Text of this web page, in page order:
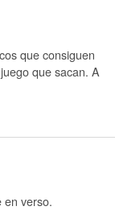
que consiguen
que sacan. A
en verso.